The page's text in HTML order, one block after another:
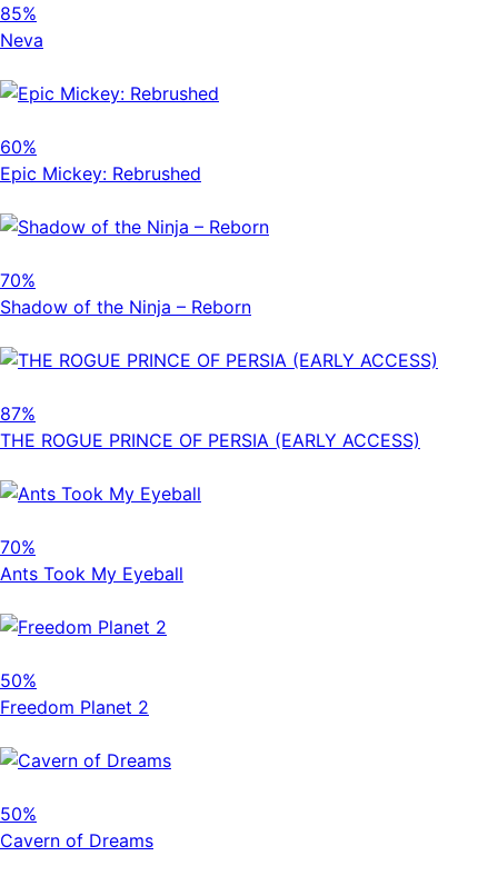
85%
Neva
60%
Epic Mickey: Rebrushed
70%
Shadow of the Ninja – Reborn
87%
THE ROGUE PRINCE OF PERSIA (EARLY ACCESS)
70%
Ants Took My Eyeball
50%
Freedom Planet 2
50%
Cavern of Dreams